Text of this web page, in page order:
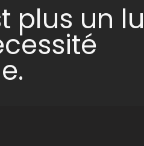
t plus un lu
cessité
e.